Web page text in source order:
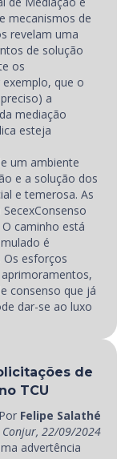
mecanismos de
revelam uma
de solução
os
que o
a
mediação
esteja
um ambiente
e a solução dos
e temerosa. As
caminho está
é
esforços
consenso que já
dar-se ao luxo
de
TCU
Por Felipe Salathé
Conjur, 22/09/2024
advertência